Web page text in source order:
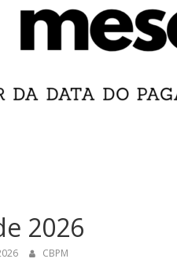
2026
CBPM